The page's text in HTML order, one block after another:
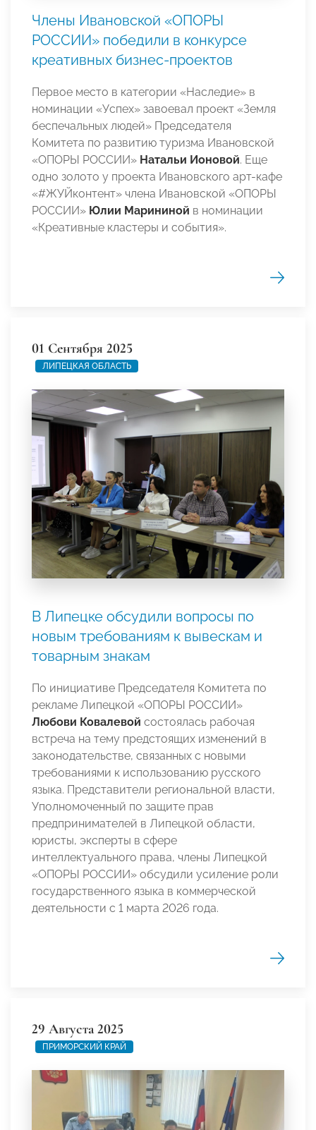
Члены Ивановской «ОПОРЫ
РОССИИ» победили в конкурсе
креативных бизнес-проектов
Первое место в категории «Наследие» в
номинации «Успех» завоевал проект «Земля
беспечальных людей» Председателя
Комитета по развитию туризма Ивановской
«ОПОРЫ РОССИИ» Натальи Ионовой. Еще
одно золото у проекта Ивановского арт-кафе
«#ЖУЙконтент» члена Ивановской «ОПОРЫ
РОССИИ» Юлии Марининой в номинации
«Креативные кластеры и события».
01 Сентября 2025
ЛИПЕЦКАЯ ОБЛАСТЬ
В Липецке обсудили вопросы по
новым требованиям к вывескам и
товарным знакам
По инициативе Председателя Комитета по
рекламе Липецкой «ОПОРЫ РОССИИ»
Любови Ковалевой состоялась рабочая
встреча на тему предстоящих изменений в
законодательстве, связанных с новыми
требованиями к использованию русского
языка. Представители региональной власти,
Уполномоченный по защите прав
предпринимателей в Липецкой области,
юристы, эксперты в сфере
интеллектуального права, члены Липецкой
«ОПОРЫ РОССИИ» обсудили усиление роли
государственного языка в коммерческой
деятельности с 1 марта 2026 года.
29 Августа 2025
ПРИМОРСКИЙ КРАЙ